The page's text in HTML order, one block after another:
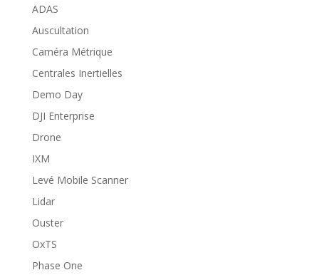
ADAS
Auscultation
Caméra Métrique
Centrales Inertielles
Demo Day
DJI Enterprise
Drone
IXM
Levé Mobile Scanner
Lidar
Ouster
OxTS
Phase One